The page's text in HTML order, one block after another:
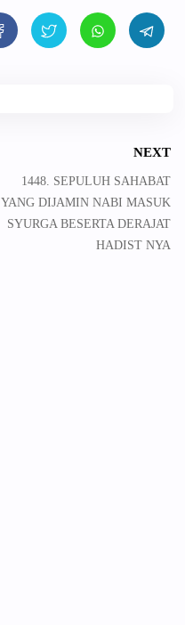
NEXT
1448. SEPULUH SAHABAT
YANG DIJAMIN NABI MASUK
SYURGA BESERTA DERAJAT
HADIST NYA